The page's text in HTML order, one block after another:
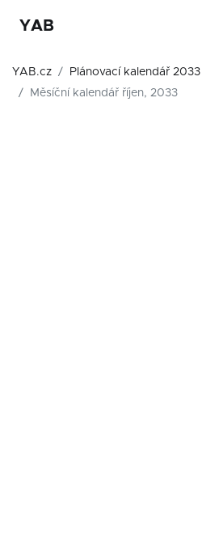
YAB
YAB.cz
Plánovací kalendář 2033
Měsíční kalendář říjen, 2033